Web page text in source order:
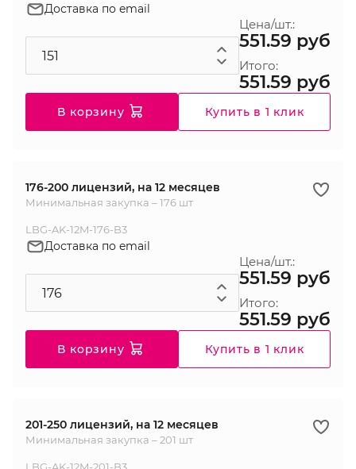
Доставка по email
Цена/шт.:
551.59 руб
Итого:
551.59 руб
В корзину Купить в 1 клик
176-200 лицензий, на 12 месяцев
Минимальная закупка – 176 шт
LBG-AK-12M-176-B3
Доставка по email
Цена/шт.:
551.59 руб
Итого:
551.59 руб
В корзину Купить в 1 клик
201-250 лицензий, на 12 месяцев
Минимальная закупка – 201 шт